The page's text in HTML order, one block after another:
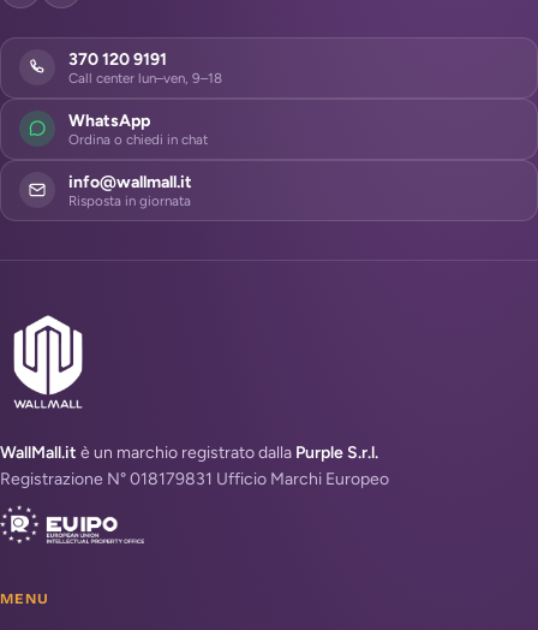
370 120 9191
Call center lun–ven, 9–18
WhatsApp
Ordina o chiedi in chat
info@wallmall.it
Risposta in giornata
WallMall.it è un marchio registrato dalla Purple S.r.l.
Registrazione N° 018179831 Ufficio Marchi Europeo
MENU